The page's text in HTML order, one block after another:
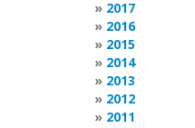
2017
2016
2015
2014
2013
2012
2011